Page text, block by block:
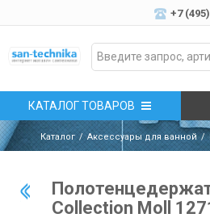
+7
КАТАЛОГ ТОВАРОВ
Каталог Аксессуары для ванной
Collection Moll